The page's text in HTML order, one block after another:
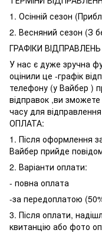
1. Осінній сезон
2. Весняний сезон (З
ГРАФІКИ ВІДПРАВЛЕНЬ
У нас є дуже зручна
оцінили це -графік
телефону (у Вайбер )
відправок ,ви
часу для
ОПЛАТА:
1. Після оформлення
Вайбер прийде
2. Варіанти оплати:
- повна оплата
-за передоплатою
3. Після оплати,
квитанцію або фото